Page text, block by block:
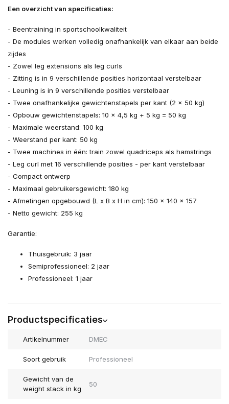
Een overzicht van specificaties:
- Beentraining in sportschoolkwaliteit
- De modules werken volledig onafhankelijk van elkaar aan beide
zijdes
- Zowel leg extensions als leg curls
- Zitting is in 9 verschillende posities horizontaal verstelbaar
- Leuning is in 9 verschillende posities verstelbaar
- Twee onafhankelijke gewichtenstapels per kant (2 x 50 kg)
- Opbouw gewichtenstapels: 10 x 4,5 kg + 5 kg = 50 kg
- Maximale weerstand: 100 kg
- Weerstand per kant: 50 kg
- Twee machines in één: train zowel quadriceps als hamstrings
- Leg curl met 16 verschillende posities - per kant verstelbaar
- Compact ontwerp
- Maximaal gebruikersgewicht: 180 kg
- Afmetingen opgebouwd (L x B x H in cm): 150 x 140 x 157
- Netto gewicht: 255 kg
Garantie:
Thuisgebruik: 3 jaar
Semiprofessioneel: 2 jaar
Professioneel: 1 jaar
Productspecificaties
Artikelnummer DMEC
Soort gebruik Professioneel
Gewicht van de
weight stack in kg
50